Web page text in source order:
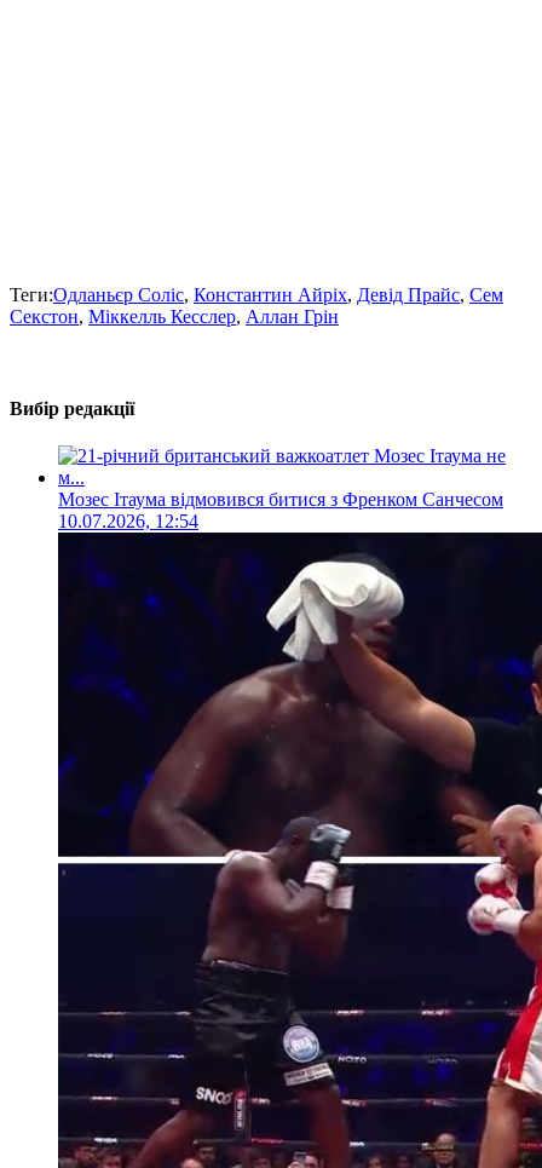
Теги:Одланьєр Соліс, Константин Айріх, Девід Прайс, Сем
Секстон, Міккелль Кесслер, Аллан Грін
Вибір редакції
Мозес Ітаума відмовився битися з Френком Санчесом
10.07.2026, 12:54